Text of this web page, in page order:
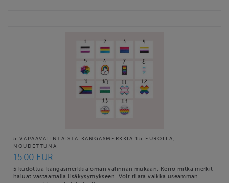
5 VAPAAVALINTAISTA KANGASMERKKIÄ 15 EUROLLA,
NOUDETTUNA
15.00 EUR
5 kudottua kangasmerkkiä oman valinnan mukaan. Kerro mitkä merkit
haluat vastaamalla lisäkysymykseen. Voit tilata vaikka useamman